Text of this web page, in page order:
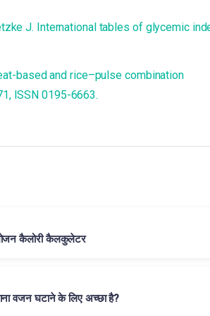
J. International tables of glycemic
based and rice–pulse combination
ISSN 0195-6663.
कैलोरी कैलकुलेटर
वजन घटाने के लिए अच्छा है?